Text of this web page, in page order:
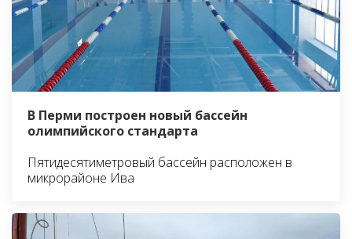
В Перми построен новый бассейн
олимпийского стандарта
Пятидесятиметровый бассейн расположен в
микрорайоне Ива